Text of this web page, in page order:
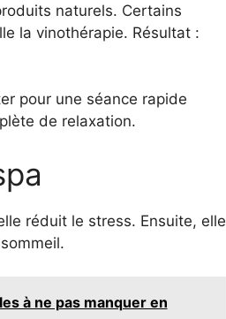
naturels. Certains
la vinothérapie. Résultat :
pour une séance rapide
de relaxation.
réduit le stress. Ensuite, elle
à ne pas manquer en